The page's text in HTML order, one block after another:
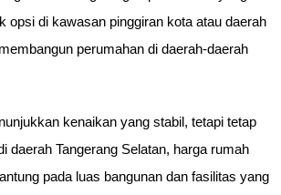
opsi di kawasan pinggiran kota atau daerah
perumahan di daerah-daerah
kenaikan yang stabil, tetapi tetap
daerah Tangerang Selatan, harga rumah
pada luas bangunan dan fasilitas yang